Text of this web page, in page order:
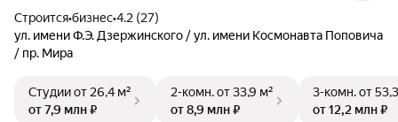
Строится•бизнес•4.2 (27)
ул. имени Ф.Э. Дзержинского / ул. имени Космонавта Поповича
/ пр. Мира
Студииот 26,4 м²
от 7,9 млн ₽
2-комн.от 33,9 м²
от 8,9 млн ₽
3-комн.от
от 12,2 млн ₽